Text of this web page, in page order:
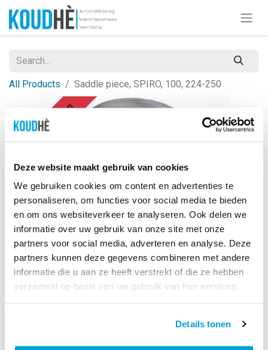
Deze website maakt gebruik van cookies
We gebruiken cookies om content en advertenties te
personaliseren, om functies voor social media te bieden
en om ons websiteverkeer te analyseren. Ook delen we
informatie over uw gebruik van onze site met onze
partners voor social media, adverteren en analyse. Deze
partners kunnen deze gegevens combineren met andere
informatie die u aan ze heeft verstrekt of die ze hebben
verzameld op basis van uw gebruik van hun services.
Details tonen
All Products Saddle piece, SPIRO, 100, 224-250
Op = Op